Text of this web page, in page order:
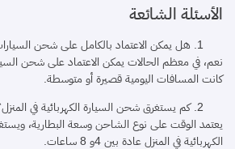
الأسئلة الشائعة
هل يمكن الاعتماد بالكامل على شحن السيارات
نعم، في معظم الحالات يمكن الاعتماد على شحن
كانت المسافات اليومية قصيرة أو متوسطة.
كم يستغرق شحن السيارة الكهربائية في
يعتمد الوقت على نوع الشاحن وسعة البطارية،
الكهربائية في المنزل عادة بين 4و 8 ساعات.